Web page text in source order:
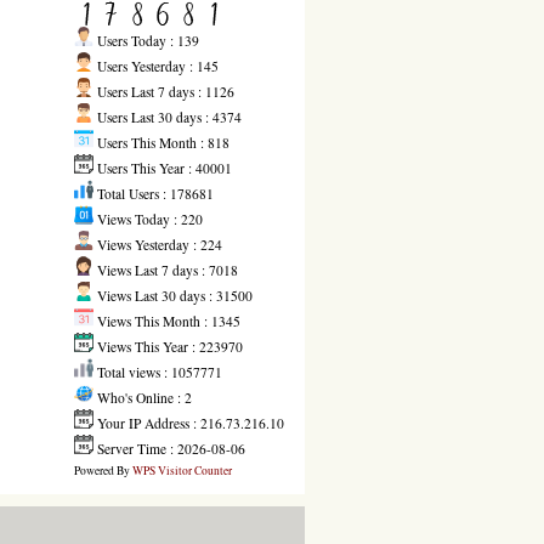
Users Today : 139
Users Yesterday : 145
Users Last 7 days : 1126
Users Last 30 days : 4374
Users This Month : 818
Users This Year : 40001
Total Users : 178681
Views Today : 220
Views Yesterday : 224
Views Last 7 days : 7018
Views Last 30 days : 31500
Views This Month : 1345
Views This Year : 223970
Total views : 1057771
Who's Online : 2
Your IP Address : 216.73.216.10
Server Time : 2026-08-06
Powered ByWPS Visitor Counter